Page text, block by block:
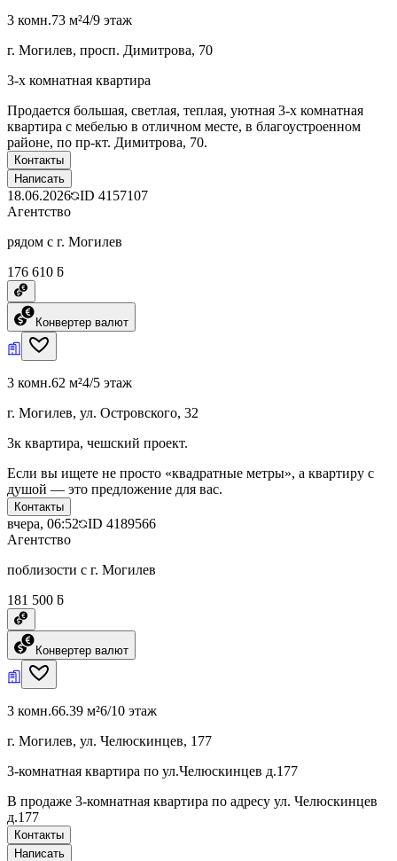
3 комн.73 м²4/9 этаж
г. Могилев, просп. Димитрова, 70
3-х комнатная квартира
Продается большая, светлая, теплая, уютная 3-х комнатная
квартира с мебелью в отличном месте, в благоустроенном
районе, по пр-кт. Димитрова, 70.
Контакты
Написать
18.06.2026 ID 4157107
Агентство
рядом с г. Могилев
176 610 ƃ
Конвертер валют
3 комн.62 м²4/5 этаж
г. Могилев, ул. Островского, 32
3к квартира, чешский проект.
Если вы ищете не просто «квадратные метры», а квартиру с
душой — это предложение для вас.
Контакты
вчера, 06:52 ID 4189566
Агентство
поблизости с г. Могилев
181 500 ƃ
Конвертер валют
3 комн.66.39 м²6/10 этаж
г. Могилев, ул. Челюскинцев, 177
3-комнатная квартира по ул.Челюскинцев д.177
В продаже 3-комнатная квартира по адресу ул. Челюскинцев
д.177
Контакты
Написать